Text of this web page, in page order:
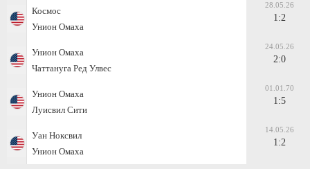
Космос
Унион Омаха
28.05.26
1:2
Унион Омаха
Чаттануга Ред Улвес
24.05.26
2:0
Унион Омаха
Луисвил Сити
01.01.70
1:5
Уан Ноксвил
Унион Омаха
14.05.26
1:2